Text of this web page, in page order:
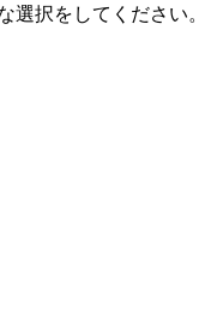
選択をしてください。